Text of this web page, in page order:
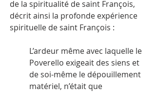
de la spiritualité de saint François,
décrit ainsi la profonde expérience
spirituelle de saint François :
L’ardeur même avec laquelle le
Poverello exigeait des siens et
de soi-même le dépouillement
matériel, n’était que